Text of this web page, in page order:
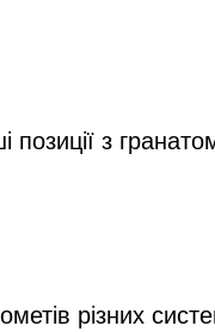
з
різних